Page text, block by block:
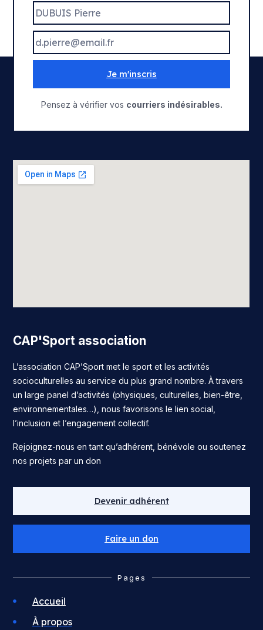
Je m'inscris
Pensez à vérifier vos courriers indésirables.
CAP'Sport association
L’association CAP’Sport met le sport et les activités
socioculturelles au service du plus grand nombre. À travers
un large panel d’activités (physiques, culturelles, bien-être,
environnementales…), nous favorisons le lien social,
l’inclusion et l’engagement collectif.
Rejoignez-nous en tant qu’adhérent, bénévole ou soutenez
nos projets par un don
Devenir adhérent
Faire un don
Pages
Accueil
À propos